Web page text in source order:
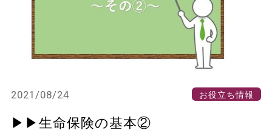
2021/08/24 お役立ち情報
▶▶生命保険の基本②